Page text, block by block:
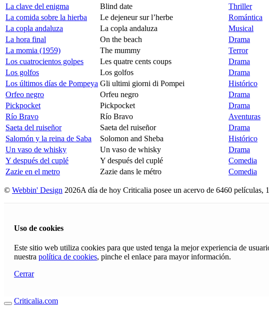
La clave del enigma
Blind date
Thriller
La comida sobre la hierba
Le dejeneur sur l’herbe
Romántica
La copla andaluza
La copla andaluza
Musical
La hora final
On the beach
Drama
La momia (1959)
The mummy
Terror
Los cuatrocientos golpes
Les quatre cents coups
Drama
Los golfos
Los golfos
Drama
Los últimos días de Pompeya Gli ultimi giorni di Pompei
Histórico
Orfeo negro
Orfeu negro
Drama
Pickpocket
Pickpocket
Drama
Río Bravo
Río Bravo
Aventuras
Saeta del ruiseñor
Saeta del ruiseñor
Drama
Salomón y la reina de Saba
Solomon and Sheba
Histórico
Un vaso de whisky
Un vaso de whisky
Drama
Y después del cuplé
Y después del cuplé
Comedia
Zazie en el metro
Zazie dans le métro Comedia
© Webbin' Design 2026A día de hoy Criticalia posee un acervo de 6460 películas,
Uso de cookies
Este sitio web utiliza cookies para que usted tenga la mejor experiencia de
nuestra política de cookies, pinche el enlace para mayor información.
Cerrar
Criticalia.com